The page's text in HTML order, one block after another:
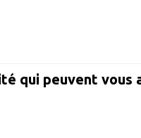
qui peuvent vous